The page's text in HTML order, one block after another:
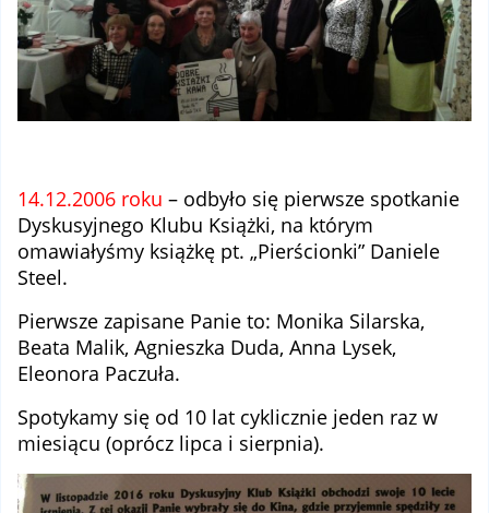
14.12.2006 roku – odbyło się pierwsze spotkanie
Dyskusyjnego Klubu Książki, na którym
omawiałyśmy książkę pt. „Pierścionki” Daniele
Steel.
Pierwsze zapisane Panie to: Monika Silarska,
Beata Malik, Agnieszka Duda, Anna Lysek,
Eleonora Paczuła.
Spotykamy się od 10 lat cyklicznie jeden raz w
miesiącu (oprócz lipca i sierpnia).